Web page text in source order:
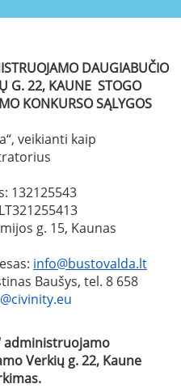
DAUGIABUČIO
G. 22, KAUNE STOGO
KONKURSO SĄLYGOS
veikianti kaip
132125543
g. 15, Kaunas
info@bustovalda.lt
Baušys, tel. 8 658
administruojamo
Verkių g. 22, Kaune